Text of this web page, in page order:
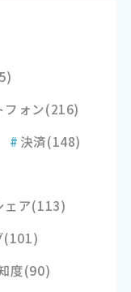
フォン(216)
# 決済(148)
ェア(113)
(101)
度(90)